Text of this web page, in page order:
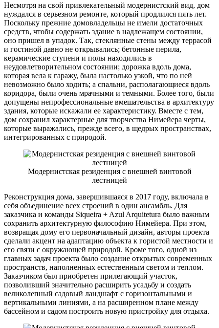
Несмотря на свой привлекательный модернистский вид, дом
нуждался в серьезном ремонте, который продлился пять лет.
Поскольку прежние домовладельцы не имели достаточных
средств, чтобы содержать здание в надлежащем состоянии,
оно пришел в упадок. Так, стеклянные стены между террасой
и гостиной давно не открывались; бетонные перила,
керамические ступени и полы находились в
неудовлетворительном состоянии; дорожка вдоль дома,
которая вела к гаражу, была настолько узкой, что по ней
невозможно было ходить; а спальни, располагающиеся вдоль
коридора, были очень мрачными и темными. Более того, были
допущены непрофессиональные вмешательства в архитектуру
здания, которые искажали ее характеристику. Вместе с тем,
дом сохранил характерные для творчества Нимейера черты,
которые выражались, прежде всего, в щедрых пространствах,
интегрированных с природой.
Модернистская резиденция с внешней винтовой
лестницей
Реконструкция дома, завершившаяся в 2017 году, включала в
себя объединение всех строений в один ансамбль. Для
заказчика и команды Siqueira + Azul Arquitetura было важным
сохранить архитектурную философию Нимейера. При этом,
возвращая дому его первоначальный дизайн, авторы проекта
сделали акцент на адаптацию объекта к гористой местности и
его связи с окружающей природой. Кроме того, одной из
главных задач проекта было создание открытых современных
пространств, наполненных естественным светом и теплом.
Заказчиком был приобретен прилегающий участок,
позволивший значительно расширить усадьбу и создать
великолепный садовый ландшафт с горизонтальными и
вертикальными линиями, а на расширенном плане между
бассейном и садом построить новую пристройку для отдыха.